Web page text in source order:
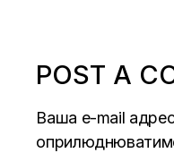
POST A
Ваша e-mail